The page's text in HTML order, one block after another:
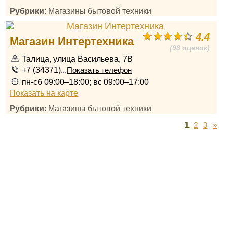
Рубрики: Магазины бытовой техники
4.4
(98 оценок)
Магазин Интертехника
Талица, улица Васильева, 7В
+7 (34371)...Показать телефон
пн-сб 09:00–18:00; вс 09:00–17:00
Показать на карте
Рубрики: Магазины бытовой техники
1 2 3 »